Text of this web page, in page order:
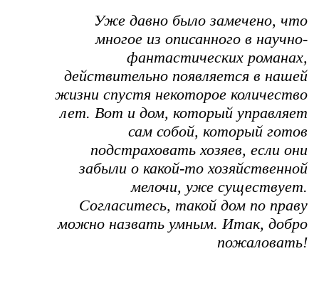
Уже давно было замечено, что
многое из описанного в научно-
фантастических романах,
действительно появляется в нашей
жизни спустя некоторое количество
лет. Вот и дом, который управляет
сам собой, который готов
подстраховать хозяев, если они
забыли о какой-то хозяйственной
мелочи, уже существует.
Согласитесь, такой дом по праву
можно назвать умным. Итак, добро
пожаловать!